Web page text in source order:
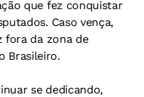
que fez conquistar
Caso vença,
fora da zona de
Brasileiro.
se dedicando,